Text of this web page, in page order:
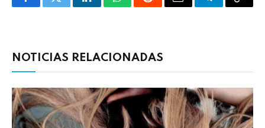
FacebookTwitterLinkedInWhatsAppRedditCorreoTelegrama
NOTICIAS RELACIONADAS